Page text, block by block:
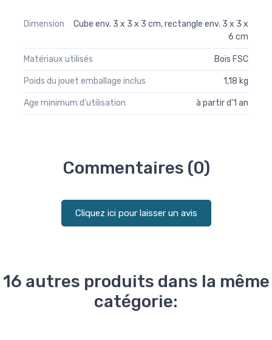
Dimension
Cube env. 3 x 3 x 3 cm, rectangle env. 3 x 3 x
6 cm
Matériaux utilisés Bois FSC
Poids du jouet emballage inclus 1,18 kg
Age minimum d'utilisation à partir d'1 an
Commentaires (0)
Cliquez ici pour laisser un avis
16 autres produits dans la même
catégorie: